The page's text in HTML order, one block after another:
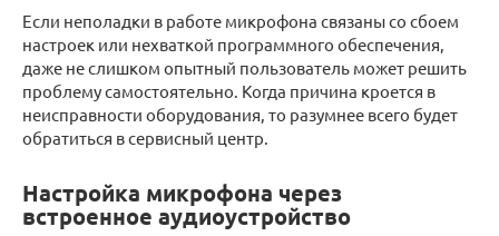
Если неполадки в работе микрофона связаны со сбоем
настроек или нехваткой программного обеспечения,
даже не слишком опытный пользователь может решить
проблему самостоятельно. Когда причина кроется в
неисправности оборудования, то разумнее всего будет
обратиться в сервисный центр.
Настройка микрофона через
встроенное аудиоустройство